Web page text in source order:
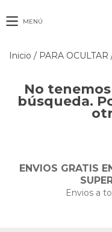
MENÚ
Inicio / PARA OCULTAR
No
búsqueda.
ENVIOS GRATIS
Envios a